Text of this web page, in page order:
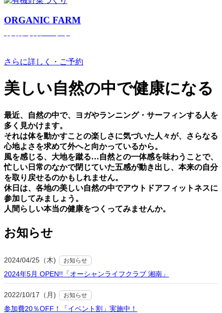
ORGANIC FARM
さらに詳しく・ご予約
美しい⾃然の中で健康になる
最近、⾃然の中で、ヨガやランニング・サーフィンする⼈を
多く⾒かけます。
それは体を動かすことの楽しさに気づいた⼈々が、さらなる
⼼地よさを求めて外へと向かっているから。
⾵を感じる、⼤地を蹴る…⾃然との⼀体感を味わうことで、
忙しい⽇常のなかで閉じていた五感が動き出し、本来の⾃分
を取り戻せるのかもしれません。
休⽇は、各地の美しい⾃然の中でアウトドアフィットネスに
参加してみましょう。
⼈間らしい本当の健康をつくってみませんか。
お知らせ
2024/04/25（木) お知らせ
2024年5月 OPEN!!「オーシャンライフクラブ 湘南」
2022/10/17（月) お知らせ
参加費20％OFF！「イベント割」実施中！